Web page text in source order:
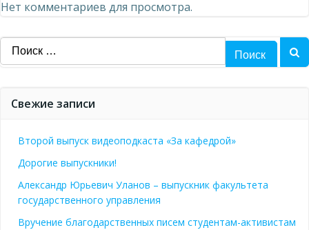
Нет комментариев для просмотра.
Найти:
Свежие записи
Второй выпуск видеоподкаста «За кафедрой»
Дорогие выпускники!
Александр Юрьевич Уланов – выпускник факультета
государственного управления
Вручение благодарственных писем студентам-активистам